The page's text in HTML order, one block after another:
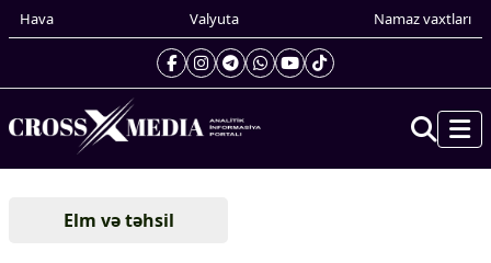
Hava Valyuta Namaz vaxtları
GündəmElm və təhsil